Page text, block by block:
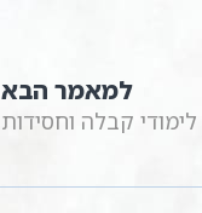
למאמר הבא
קבלה וחסידות